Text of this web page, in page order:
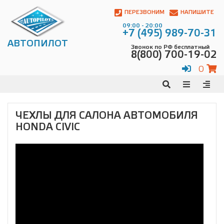
АВТОПИЛОТ
ПЕРЕЗВОНИМ НАПИШИТЕ
09:00 - 20:00
+7 (495) 989-70-31
Звонок по РФ бесплатный
8(800) 700-19-02
0
ЧЕХЛЫ ДЛЯ САЛОНА АВТОМОБИЛЯ
HONDA CIVIC
Контакты:
Адрес:
Чагинская
700-
Телефон:+7